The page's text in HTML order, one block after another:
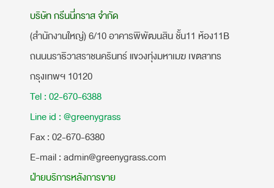
บริษัท กรีนนี่กราส จำกัด
(สำนักงานใหญ่) 6/10 อาคารพิพัฒนสิน ชั้น11 ห้อง11B
ถนนนราธิวาสราชนครินทร์ แขวงทุ่งมหาเมฆ เขตสาทร
กรุงเทพฯ 10120
Tel : 02-670-6388
Line id : @greenygrass
​Fax : 02-670-6380
E-mail : admin@greenygrass.com
ฝ่ายบริการหลังการขาย